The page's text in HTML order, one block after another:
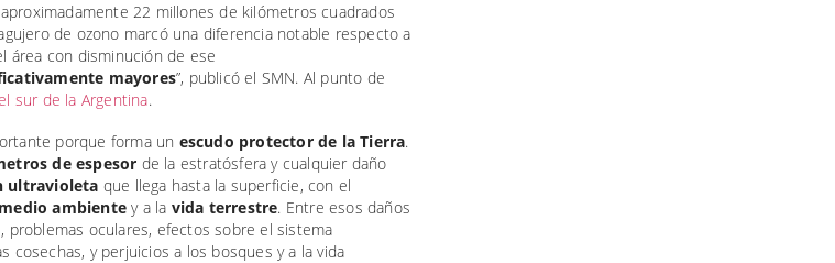
22 millones de kilómetros cuadrados
de ozono marcó una diferencia notable respecto a
área con disminución de ese
mayores”, publicó el SMN. Al punto de
sur de la Argentina.
porque forma un escudo protector de la Tierra.
de espesor de la estratósfera y cualquier daño
ultravioleta que llega hasta la superficie, con el
medio ambiente y a la vida terrestre. Entre esos daños
problemas oculares, efectos sobre el sistema
cosechas, y perjuicios a los bosques y a la vida